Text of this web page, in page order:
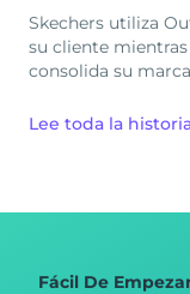
Skechers utiliza
su cliente
consolida su
Lee toda la
Fácil De